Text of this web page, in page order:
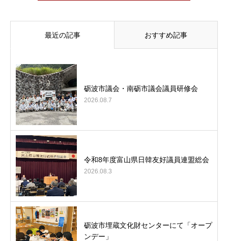
最近の記事 おすすめ記事
砺波市議会・南砺市議会議員研修会
2026.08.7
令和8年度富山県日韓友好議員連盟総会
2026.08.3
砺波市埋蔵文化財センターにて「オープ
ンデー」